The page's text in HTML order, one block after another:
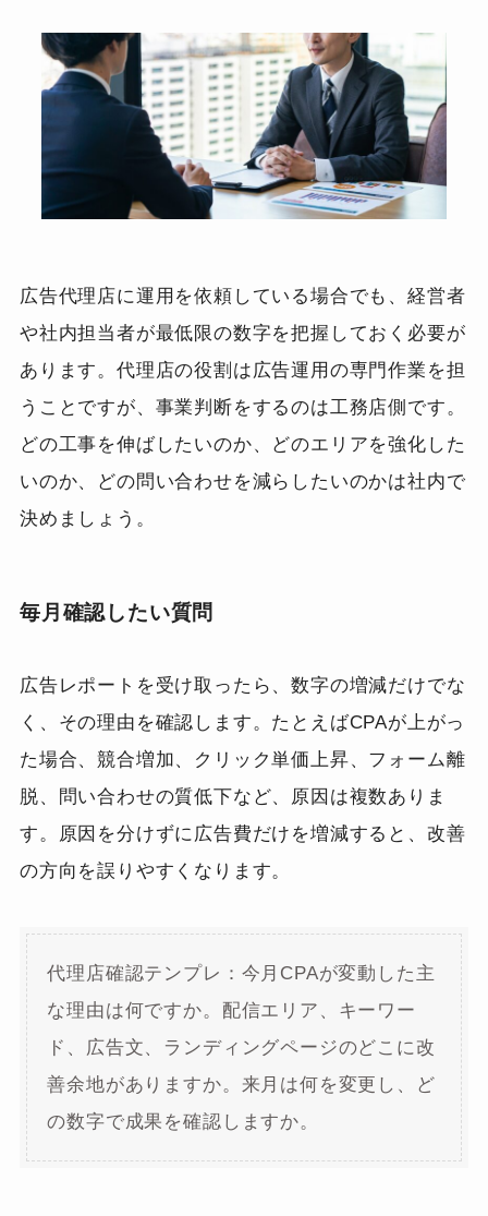
広告代理店に運用を依頼している場合でも、経営者
や社内担当者が最低限の数字を把握しておく必要が
あります。代理店の役割は広告運用の専門作業を担
うことですが、事業判断をするのは工務店側です。
どの工事を伸ばしたいのか、どのエリアを強化した
いのか、どの問い合わせを減らしたいのかは社内で
決めましょう。
毎月確認したい質問
広告レポートを受け取ったら、数字の増減だけでな
く、その理由を確認します。たとえばCPAが上がっ
た場合、競合増加、クリック単価上昇、フォーム離
脱、問い合わせの質低下など、原因は複数ありま
す。原因を分けずに広告費だけを増減すると、改善
の方向を誤りやすくなります。
代理店確認テンプレ：今月CPAが変動した主
な理由は何ですか。配信エリア、キーワー
ド、広告文、ランディングページのどこに改
善余地がありますか。来月は何を変更し、ど
の数字で成果を確認しますか。